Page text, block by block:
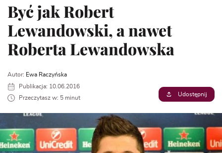
Być jak Robert
Lewandowski, a nawet
Roberta Lewandowska
Autor: Ewa Raczyńska
Publikacja: 10.06.2016
Przeczytasz w: 5 minut
Udostępnij